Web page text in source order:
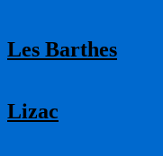
Les Barthes
Lizac